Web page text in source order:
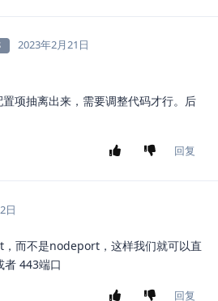
2023年2月21日
项抽离出来，需要调整代码才行。后
回复
日
而不是nodeport，这样我们就可以直
者 443端口
回复